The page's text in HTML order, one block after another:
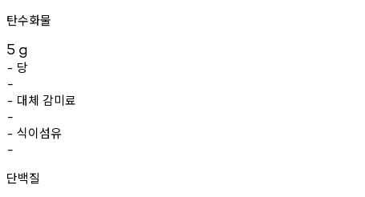
탄수화물
5 g
- 당
-
- 대체 감미료
-
- 식이섬유
-
단백질